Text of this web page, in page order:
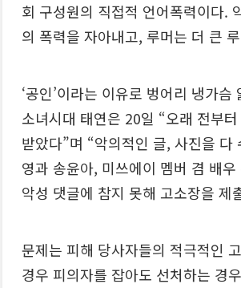
회 구성원의 직접적 언어폭력이다.
의 폭력을 자아내고, 루머는 더 큰
‘공인’이라는 이유로 벙어리 냉가
소녀시대 태연은 20일 “오래 전부
받았다”며 “악의적인 글, 사진을
영과 송윤아, 미쓰에이 멤버 겸 배
악성 댓글에 참지 못해 고소장을 제
문제는 피해 당사자들의 적극적인
경우 피의자를 잡아도 선처하는 경